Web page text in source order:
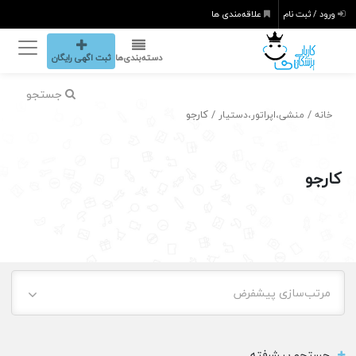
ورود / ثبت نام علاقه‌مندی ها
دسته‌بندی‌ها ثبت اگهی رایگان
جستجو
خانه / منشی،اپراتور،دستیار / کارجو
کارجو
مرتب‌سازی پیشفرض